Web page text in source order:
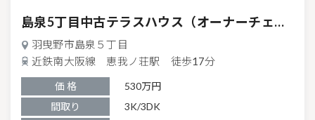
島泉5丁目中古テラスハウス（オーナーチェンジ物件）
羽曳野市島泉５丁目
近鉄南大阪線 恵我ノ荘駅 徒歩17分
価 格
530万円
間取り
3K/3DK